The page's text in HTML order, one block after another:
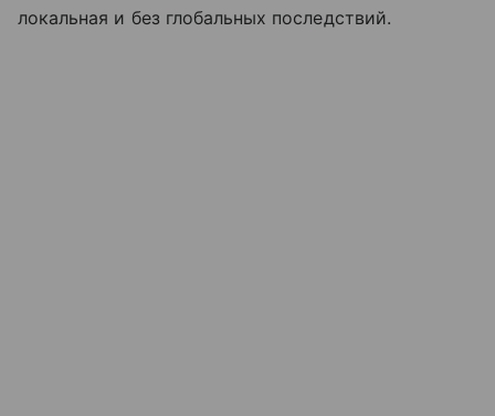
локальная и без глобальных последствий.